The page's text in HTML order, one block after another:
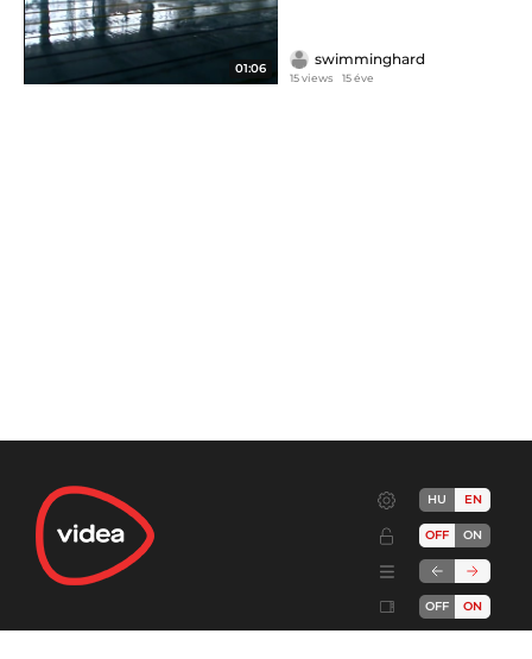
01:06
swimminghard
15 views 15 éve
HU EN
OFF ON
OFF ON